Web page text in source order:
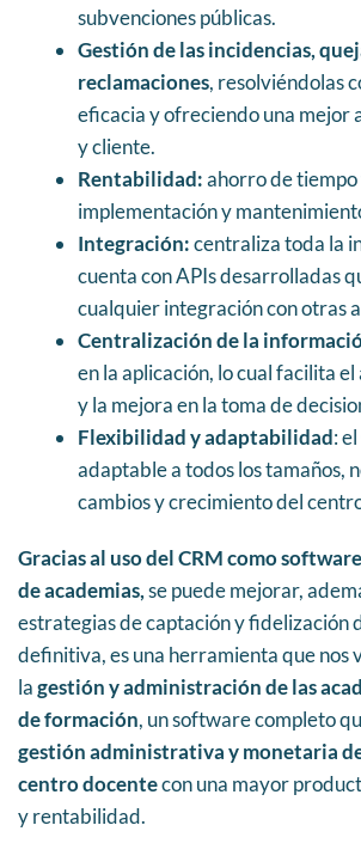
subvenciones públicas.
Gestión de las incidencias,
reclamaciones, resolviéndolas
eficacia y ofreciendo una mejor
y cliente.
Rentabilidad:ahorro de tiempo
implementación y
Integración:centraliza toda la
cuenta con APIs desarrolladas
cualquier integración con otras
Centralización de la
en la aplicación, lo cual facilita el
y la mejora en la toma de
Flexibilidad y adaptabilidad:
adaptable a todos los tamaños,
cambios y crecimiento del
Gracias al uso del CRM como
de academias,se puede mejorar,
estrategias de captación y fidelización
definitiva, es una herramienta que nos
lagestión y administración de las
de formación, un software completo
gestión administrativa y monetaria
centro docentecon una mayor
y rentabilidad.